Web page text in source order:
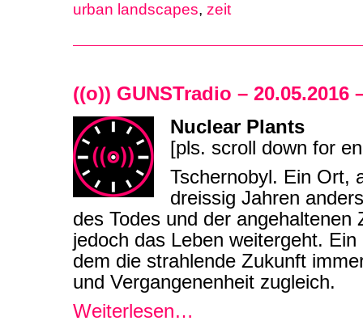
urban landscapes, zeit
((o)) GUNSTradio – 20.05.2016
Nuclear Plants
[pls. scroll down for
Tschernobyl. Ein Ort,
dreissig Jahren
des Todes und der angehaltenen
jedoch das Leben weitergeht.
dem die strahlende Zukunft
und Vergangenenheit zugleich.
Weiterlesen…